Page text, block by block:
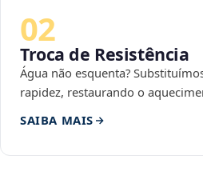
02
Troca de Resistência
Água não esquenta?
rapidez, restaurando o
SAIBA MAIS